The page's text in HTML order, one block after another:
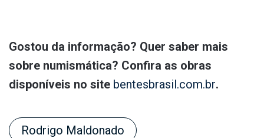
Gostou da informação? Quer saber mais
sobre numismática? Confira as obras
disponíveis no site bentesbrasil.com.br.
Rodrigo Maldonado